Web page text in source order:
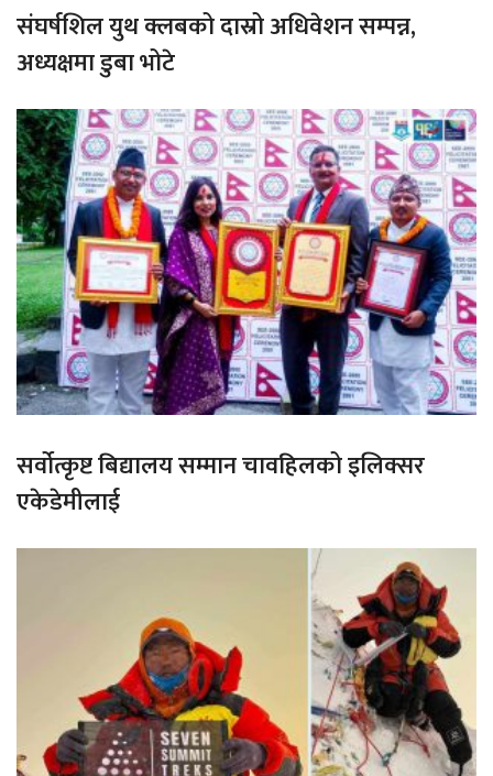
संघर्षशिल युथ क्लबको दास्रो अधिवेशन सम्पन्न,
अध्यक्षमा डुबा भोटे
सर्वोत्कृष्ट बिद्यालय सम्मान चावहिलको इलिक्सर
एकेडेमीलाई